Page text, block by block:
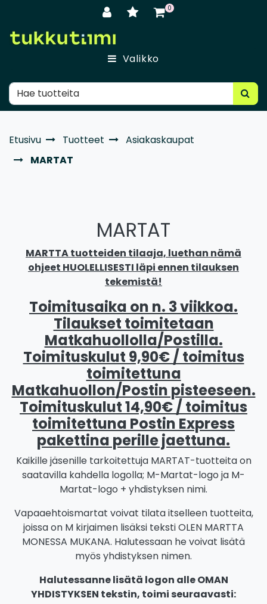
0
Valikko
Etusivu Tuotteet
Asiakaskaupat
MARTAT
MARTAT
MARTTA tuotteiden tilaaja, luethan nämä
ohjeet HUOLELLISESTI läpi ennen tilauksen
tekemistä!
Toimitusaika on n. 3 viikkoa.
Tilaukset toimitetaan
Matkahuollolla/Postilla.
Toimituskulut 9,90€ / toimitus
toimitettuna
Matkahuollon/Postin pisteeseen.
Toimituskulut 14,90€ / toimitus
toimitettuna Postin Express
pakettina perille jaettuna.
Kaikille jäsenille tarkoitettuja MARTAT-tuotteita on
saatavilla kahdella logolla; M-Martat-logo ja M-
Martat-logo + yhdistyksen nimi.
Vapaaehtoismartat voivat tilata itselleen tuotteita,
joissa on M kirjaimen lisäksi teksti OLEN MARTTA
MONESSA MUKANA. Halutessaan he voivat lisätä
myös yhdistyksen nimen.
Halutessanne lisätä logon alle OMAN
YHDISTYKSEN tekstin, toimi seuraavasti: